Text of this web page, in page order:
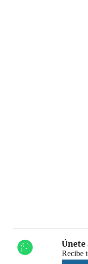
Únete
Recibe